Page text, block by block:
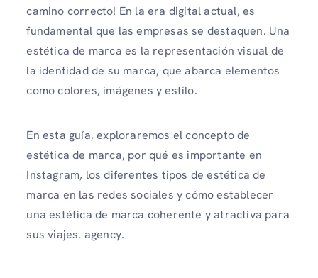
camino correcto! En la era digital actual, es
fundamental que las empresas se destaquen. Una
estética de marca es la representación visual de
la identidad de su marca, que abarca elementos
como colores, imágenes y estilo.
En esta guía, exploraremos el concepto de
estética de marca, por qué es importante en
Instagram, los diferentes tipos de estética de
marca en las redes sociales y cómo establecer
una estética de marca coherente y atractiva para
sus viajes. agency.